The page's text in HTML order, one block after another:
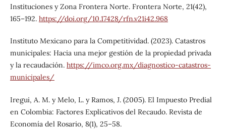
Instituciones y Zona Frontera Norte. Frontera Norte, 21(42),
165–192. https://doi.org/10.17428/rfn.v21i42.968
Instituto Mexicano para la Competitividad. (2023). Catastros
municipales: Hacia una mejor gestión de la propiedad privada
y la recaudación. https://imco.org.mx/diagnostico-catastros-
municipales/
Iregui, A. M. y Melo, L. y Ramos, J. (2005). El Impuesto Predial
en Colombia: Factores Explicativos del Recaudo. Revista de
Economía del Rosario, 8(1), 25–58.